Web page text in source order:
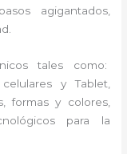
agigantados,
tales como:
y Tablet,
formas y colores,
para la